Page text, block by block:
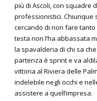
più di Ascoli, con squadre
professionistici. Chiunque
cercando di non fare
testa non l’ha abbassata
la spavalderia di chi sa
partenza è sprint e va
vittoria al Riviera delle
indelebile negli occhi e
assistere a quell’impresa.